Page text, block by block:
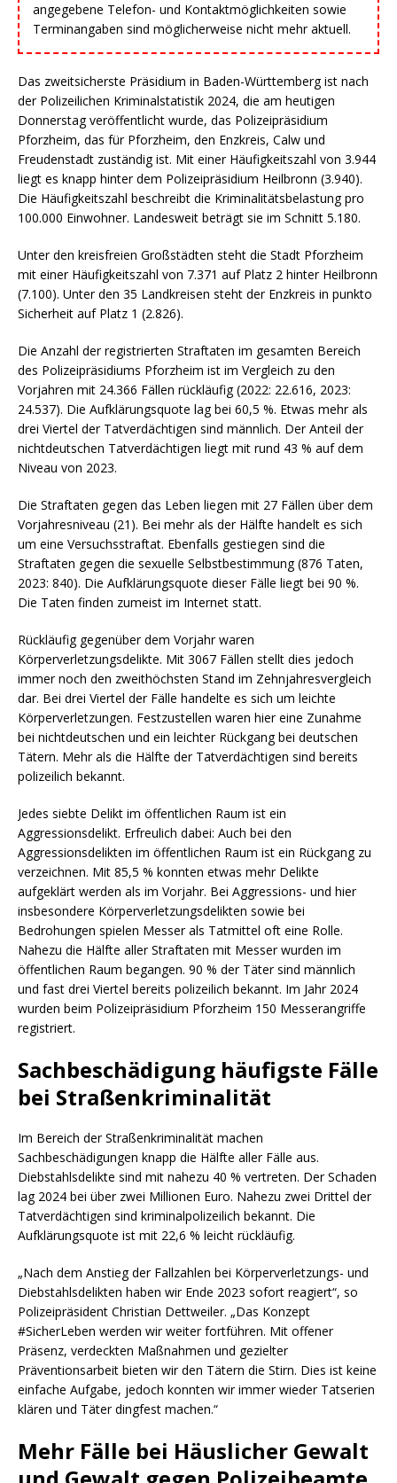
angegebene Telefon- und Kontaktmöglichkeiten sowie
Terminangaben sind möglicherweise nicht mehr aktuell.
Das zweitsicherste Präsidium in Baden-Württemberg ist nach
der Polizeilichen Kriminalstatistik 2024, die am heutigen
Donnerstag veröffentlicht wurde, das Polizeipräsidium
Pforzheim, das für Pforzheim, den Enzkreis, Calw und
Freudenstadt zuständig ist. Mit einer Häufigkeitszahl von 3.944
liegt es knapp hinter dem Polizeipräsidium Heilbronn (3.940).
Die Häufigkeitszahl beschreibt die Kriminalitätsbelastung pro
100.000 Einwohner. Landesweit beträgt sie im Schnitt 5.180.
Unter den kreisfreien Großstädten steht die Stadt Pforzheim
mit einer Häufigkeitszahl von 7.371 auf Platz 2 hinter Heilbronn
(7.100). Unter den 35 Landkreisen steht der Enzkreis in punkto
Sicherheit auf Platz 1 (2.826).
Die Anzahl der registrierten Straftaten im gesamten Bereich
des Polizeipräsidiums Pforzheim ist im Vergleich zu den
Vorjahren mit 24.366 Fällen rückläufig (2022: 22.616, 2023:
24.537). Die Aufklärungsquote lag bei 60,5 %. Etwas mehr als
drei Viertel der Tatverdächtigen sind männlich. Der Anteil der
nichtdeutschen Tatverdächtigen liegt mit rund 43 % auf dem
Niveau von 2023.
Die Straftaten gegen das Leben liegen mit 27 Fällen über dem
Vorjahresniveau (21). Bei mehr als der Hälfte handelt es sich
um eine Versuchsstraftat. Ebenfalls gestiegen sind die
Straftaten gegen die sexuelle Selbstbestimmung (876 Taten,
2023: 840). Die Aufklärungsquote dieser Fälle liegt bei 90 %.
Die Taten finden zumeist im Internet statt.
Rückläufig gegenüber dem Vorjahr waren
Körperverletzungsdelikte. Mit 3067 Fällen stellt dies jedoch
immer noch den zweithöchsten Stand im Zehnjahresvergleich
dar. Bei drei Viertel der Fälle handelte es sich um leichte
Körperverletzungen. Festzustellen waren hier eine Zunahme
bei nichtdeutschen und ein leichter Rückgang bei deutschen
Tätern. Mehr als die Hälfte der Tatverdächtigen sind bereits
polizeilich bekannt.
Jedes siebte Delikt im öffentlichen Raum ist ein
Aggressionsdelikt. Erfreulich dabei: Auch bei den
Aggressionsdelikten im öffentlichen Raum ist ein Rückgang zu
verzeichnen. Mit 85,5 % konnten etwas mehr Delikte
aufgeklärt werden als im Vorjahr. Bei Aggressions- und hier
insbesondere Körperverletzungsdelikten sowie bei
Bedrohungen spielen Messer als Tatmittel oft eine Rolle.
Nahezu die Hälfte aller Straftaten mit Messer wurden im
öffentlichen Raum begangen. 90 % der Täter sind männlich
und fast drei Viertel bereits polizeilich bekannt. Im Jahr 2024
wurden beim Polizeipräsidium Pforzheim 150 Messerangriffe
registriert.
Sachbeschädigung häufigste Fälle
bei Straßenkriminalität
Im Bereich der Straßenkriminalität machen
Sachbeschädigungen knapp die Hälfte aller Fälle aus.
Diebstahlsdelikte sind mit nahezu 40 % vertreten. Der Schaden
lag 2024 bei über zwei Millionen Euro. Nahezu zwei Drittel der
Tatverdächtigen sind kriminalpolizeilich bekannt. Die
Aufklärungsquote ist mit 22,6 % leicht rückläufig.
„Nach dem Anstieg der Fallzahlen bei Körperverletzungs- und
Diebstahlsdelikten haben wir Ende 2023 sofort reagiert“, so
Polizeipräsident Christian Dettweiler. „Das Konzept
#SicherLeben werden wir weiter fortführen. Mit offener
Präsenz, verdeckten Maßnahmen und gezielter
Präventionsarbeit bieten wir den Tätern die Stirn. Dies ist keine
einfache Aufgabe, jedoch konnten wir immer wieder Tatserien
klären und Täter dingfest machen.“
Mehr Fälle bei Häuslicher Gewalt